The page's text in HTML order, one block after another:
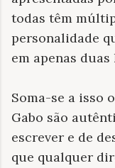
todas têm
personalidade
em apenas
Soma-se a isso
Gabo são
escrever e de
que qualquer